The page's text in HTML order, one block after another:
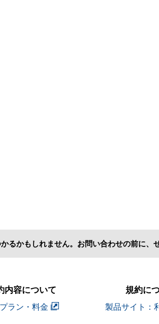
るかもしれません。お問い合わせの前に、
内容について
ラン・料金
規約に
製品サイト：